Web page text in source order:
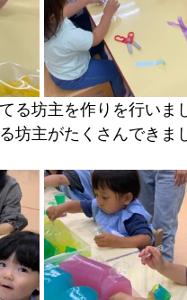
る坊主を作りを行いま
坊主がたくさんできま